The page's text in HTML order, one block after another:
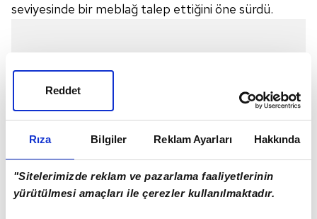
Rıza Bilgiler Reklam Ayarları Hakkında
"Sitelerimizde reklam ve pazarlama faaliyetlerinin
yürütülmesi amaçları ile çerezler kullanılmaktadır.
Reddet
seviyesinde bir meblağ talep ettiğini öne sürdü.